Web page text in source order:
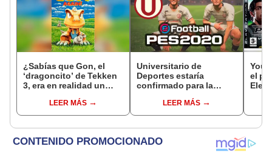
¿Sabías que Gon, el
‘dragoncito’ de Tekken
3, era en realidad un
[VIDEO]LEER MÁS
Universitario de
Deportes estaría
confirmado para la
[FOTOS Y VIDEO]
LEER MÁS
el